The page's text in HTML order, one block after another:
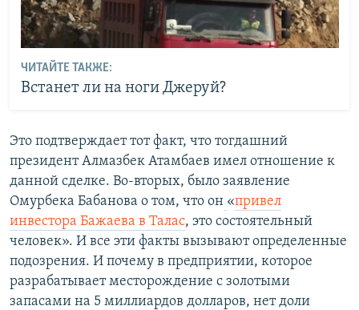
ЧИТАЙТЕ ТАКЖЕ:
Встанет ли на ноги Джеруй?
Это подтверждает тот факт, что тогдашний
президент Алмазбек Атамбаев имел отношение к
данной сделке. Во-вторых, было заявление
Омурбека Бабанова о том, что он «​привел
инвестора Бажаева в Талас, это состоятельный
человек». И все эти факты вызывают определенные
подозрения. И почему в предприятии, которое
разрабатывает месторождение с золотыми
запасами на 5 миллиардов долларов, нет доли